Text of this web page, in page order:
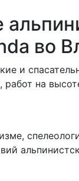
во
и
pабот на